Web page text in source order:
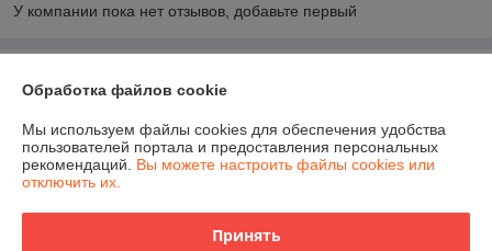
У компании пока нет отзывов, добавьте первый
Контакты
Доставка и оплата
Обработка файлов cookie
Мы используем файлы cookies для обеспечения удобства
пользователей портала и предоставления персональных
рекомендаций. Вы можете настроить файлы cookies или
отключить их.
Принять